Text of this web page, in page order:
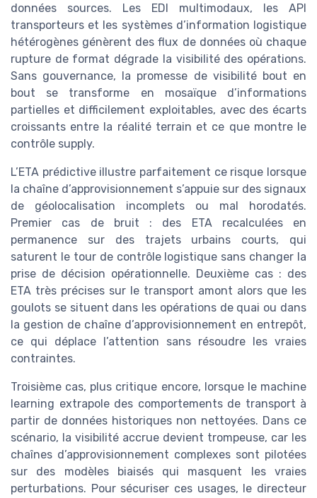
données sources. Les EDI multimodaux, les API
transporteurs et les systèmes d’information logistique
hétérogènes génèrent des flux de données où chaque
rupture de format dégrade la visibilité des opérations.
Sans gouvernance, la promesse de visibilité bout en
bout se transforme en mosaïque d’informations
partielles et difficilement exploitables, avec des écarts
croissants entre la réalité terrain et ce que montre le
contrôle supply.
L’ETA prédictive illustre parfaitement ce risque lorsque
la chaîne d’approvisionnement s’appuie sur des signaux
de géolocalisation incomplets ou mal horodatés.
Premier cas de bruit : des ETA recalculées en
permanence sur des trajets urbains courts, qui
saturent le tour de contrôle logistique sans changer la
prise de décision opérationnelle. Deuxième cas : des
ETA très précises sur le transport amont alors que les
goulots se situent dans les opérations de quai ou dans
la gestion de chaîne d’approvisionnement en entrepôt,
ce qui déplace l’attention sans résoudre les vraies
contraintes.
Troisième cas, plus critique encore, lorsque le machine
learning extrapole des comportements de transport à
partir de données historiques non nettoyées. Dans ce
scénario, la visibilité accrue devient trompeuse, car les
chaînes d’approvisionnement complexes sont pilotées
sur des modèles biaisés qui masquent les vraies
perturbations. Pour sécuriser ces usages, le directeur